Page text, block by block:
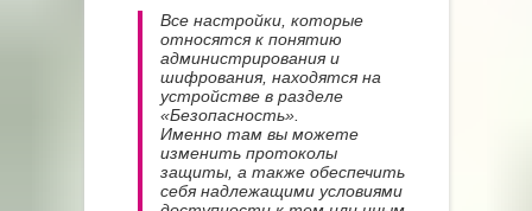
Все настройки, которые
относятся к понятию
администрирования и
шифрования, находятся на
устройстве в разделе
«Безопасность».
Именно там вы можете
изменить протоколы
защиты, а также обеспечить
себя надлежащими условиями